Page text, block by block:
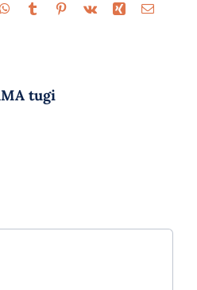
WhatsApp
TumblrPinterest
Vk Xing Email
tugi